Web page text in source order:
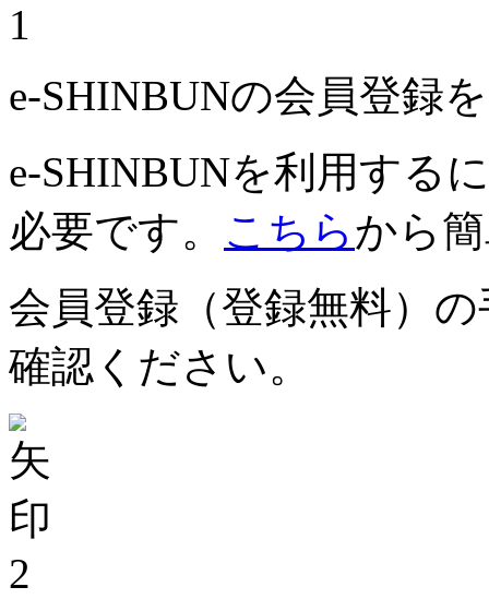
1
e-SHINBUNの会員登録
e-SHINBUNを利用する
必要です。 こちらから
会員登録（登録無料）
確認ください。
2